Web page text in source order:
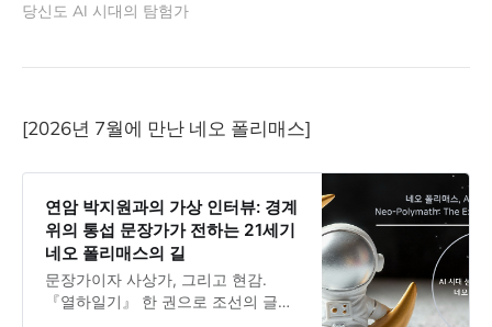
과 의미를 탐험하는 여정. 확장하고
당신도 AI 시대의 탐험가
[2026년 7월에 만난 네오 폴리매스]
연암 박지원과의 가상 인터뷰: 경계
위의 통섭 문장가가 전하는 21세기
네오 폴리매스의 길
문장가이자 사상가, 그리고 현감.
『열하일기』 한 권으로 조선의 글쓰